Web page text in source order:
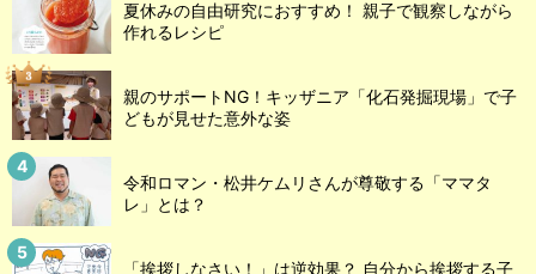
夏休みの自由研究におすすめ！ 親子で観察しながら
作れるレシピ
親のサポートNG！キッザニア「化石発掘現場」で子
どもが見せた意外な姿
令和ロマン・松井ケムリさんが尊敬する「ママタ
レ」とは？
「挨拶しなさい！」は逆効果？ 自分から挨拶する子